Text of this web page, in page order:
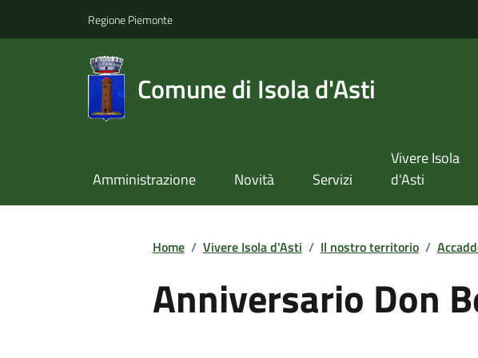
Regione Piemonte
Comune di Isola d'Asti
Amministrazione Novità Servizi
Vivere Isola
d'Asti
Home / Vivere Isola d'Asti / Il nostro territorio /
Anniversario Don